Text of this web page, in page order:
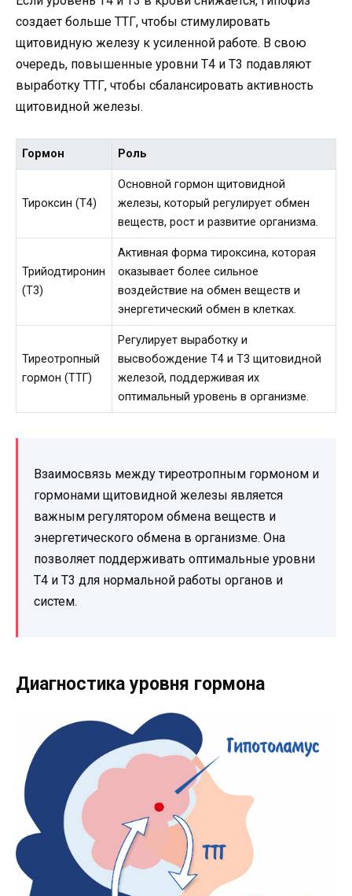
создает больше ТТГ, чтобы стимулировать
щитовидную железу к усиленной работе. В свою
очередь, повышенные уровни Т4 и Т3 подавляют
выработку ТТГ, чтобы сбалансировать активность
щитовидной железы.
Гормон Роль
Тироксин (Т4)
Основной гормон щитовидной
железы, который регулирует обмен
веществ, рост и развитие организма.
Трийодтиронин
(Т3)
Активная форма тироксина, которая
оказывает более сильное
воздействие на обмен веществ и
энергетический обмен в клетках.
Тиреотропный
гормон (ТТГ)
Регулирует выработку и
высвобождение Т4 и Т3 щитовидной
железой, поддерживая их
оптимальный уровень в организме.
Взаимосвязь между тиреотропным гормоном и
гормонами щитовидной железы является
важным регулятором обмена веществ и
энергетического обмена в организме. Она
позволяет поддерживать оптимальные уровни
T4 и T3 для нормальной работы органов и
систем.
Диагностика уровня гормона